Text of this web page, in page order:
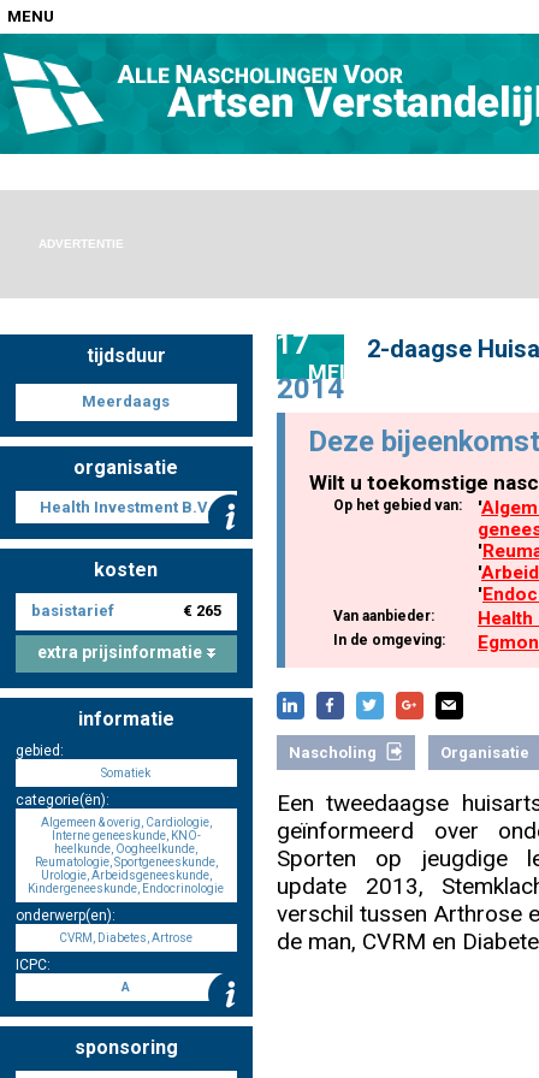
MENU
Home
Nascholingen op locatie (agenda)
Nascholingen online (elearning)
Nascholingen op aanvraag (in-company)
Nascholing aanmelden
Registreren
ADVERTENTIE
tijdsduur
Meerdaags
organisatie
Health Investment B.V.
kosten
basistarief € 265
extra prijsinformatie
informatie
gebied:
Somatiek
categorie(ën):
Algemeen & overig, Cardiologie,
Interne geneeskunde, KNO-
heelkunde, Oogheelkunde,
Reumatologie, Sportgeneeskunde,
Urologie, Arbeidsgeneeskunde,
Kindergeneeskunde, Endocrinologie
onderwerp(en):
CVRM, Diabetes, Artrose
ICPC:
A
sponsoring
17
MEI
2014
2-daagse
Deze
Wilt u toekomstige
Op het gebied van: '
'
'
'
Van aanbieder: Health
In de omgeving:
Nascholing Organisatie
Een tweedaagse
geïnformeerd over
Sporten op jeugdige
update 2013,
verschil tussen Arthrose
de man, CVRM en